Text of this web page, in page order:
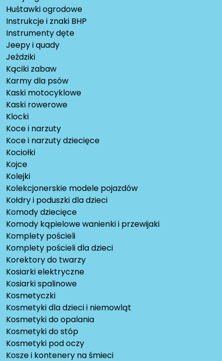
Huśtawki ogrodowe
Instrukcje i znaki BHP
Instrumenty dęte
Jeepy i quady
Jeździki
Kąciki zabaw
Karmy dla psów
Kaski motocyklowe
Kaski rowerowe
Klocki
Koce i narzuty
Koce i narzuty dziecięce
Kociołki
Kojce
Kolejki
Kolekcjonerskie modele pojazdów
Kołdry i poduszki dla dzieci
Komody dziecięce
Komody kąpielowe wanienki i przewijaki
Komplety pościeli
Komplety pościeli dla dzieci
Korektory do twarzy
Kosiarki elektryczne
Kosiarki spalinowe
Kosmetyczki
Kosmetyki dla dzieci i niemowląt
Kosmetyki do opalania
Kosmetyki do stóp
Kosmetyki pod oczy
Kosze i kontenery na śmieci